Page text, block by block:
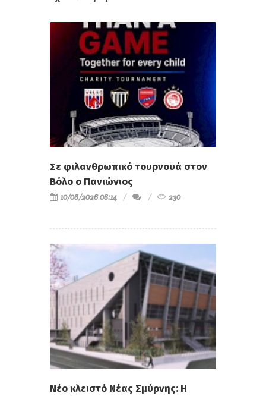
Σε φιλανθρωπικό τουρνουά στον
Βόλο ο Πανιώνιος
10/08/2026 08:14 230
Νέο κλειστό Νέας Σμύρνης: Η